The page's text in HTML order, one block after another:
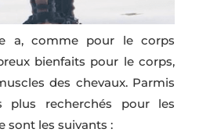
a, comme pour le corps
bienfaits pour le corps,
des chevaux. Parmis
plus recherchés pour les
sont les suivants :